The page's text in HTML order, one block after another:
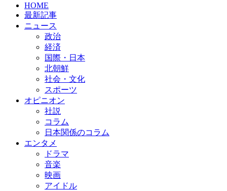
HOME
最新記事
ニュース
政治
経済
国際・日本
北朝鮮
社会・文化
スポーツ
オピニオン
社説
コラム
日本関係のコラム
エンタメ
ドラマ
音楽
映画
アイドル